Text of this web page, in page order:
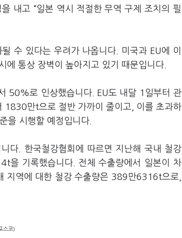
내고 “일본 역시 적절한 무역 구제 조치의 필
수 있다는 우려가 나옵니다. 미국과 EU에 이
에 통상 장벽이 높아지고 있기 때문입니다.
50%로 인상했습니다. EU도 내달 1일부터 관
만t으로 절반 가까이 줄이고, 이를 초과하
을 시행할 예정입니다.
다. 한국철강협회에 따르면 지난해 국내 철강
기록했습니다. 전체 수출량에서 일본이 차
지역에 대한 철강 수출량은 389만6316t으로,
스코)